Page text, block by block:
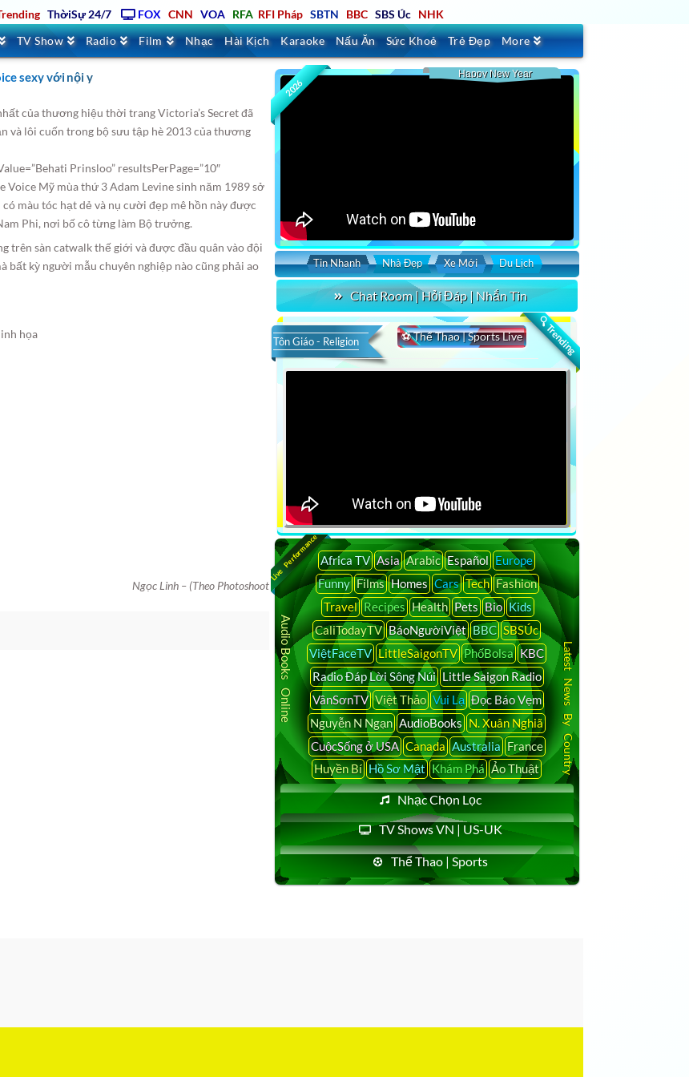
ThờiSự 24/7 FOX CNN VOA RFA RFI Pháp SBTN BBC SBS Úc NHK
TV Show Radio Film Nhạc Hài Kịch Karaoke Nấu Ăn Sức Khoẻ Trẻ Đẹp More
sexy với nội y
của thương hiệu thời trang Victoria’s Secret đã
và lôi cuốn trong bộ sưu tập hè 2013 của thương
Prinsloo” resultsPerPage=”10″
Voice Mỹ mùa thứ 3 Adam Levine sinh năm 1989 sở
màu tóc hạt dẻ và nụ cười đẹp mê hồn này được
Phi, nơi bố cô từng làm Bộ trưởng.
trên sàn catwalk thế giới và được đầu quân vào đội
bất kỳ người mẫu chuyên nghiệp nào cũng phải ao
Ngọc Linh – (Theo Photoshoot
2026
Happy New Year
Tin Nhanh Nhà Đẹp Xe Mới Du Lịch
Chat Room | Hỏi Đáp | Nhắn Tin
🔍 Trending
⚽ Thể Thao | Sports Live
Tôn Giáo - Religion
Live PerformanceAfrica TV Asia Arabic Español Europe
Funny Films Homes Cars Tech Fashion
Travel Recipes Health Pets Bio Kids
CaliTodayTV BáoNgườiViệt BBC SBSÚc
ViệtFaceTV LittleSaigonTV PhốBolsa KBC
Radio Đáp Lời Sông Núi Little Saigon Radio
VânSơnTV Việt Thảo Vui Lạ Đọc Báo Vẹm
Nguyễn N Ngạn AudioBooks N. Xuân Nghiã
CuộcSống ở USA Canada Australia France
Huyền Bí Hồ Sơ Mật Khám Phá Ảo Thuật
Nhạc Chọn Lọc
TV Shows VN | US-UK
Thể Thao | Sports
Audio Books Online Latest News By Country